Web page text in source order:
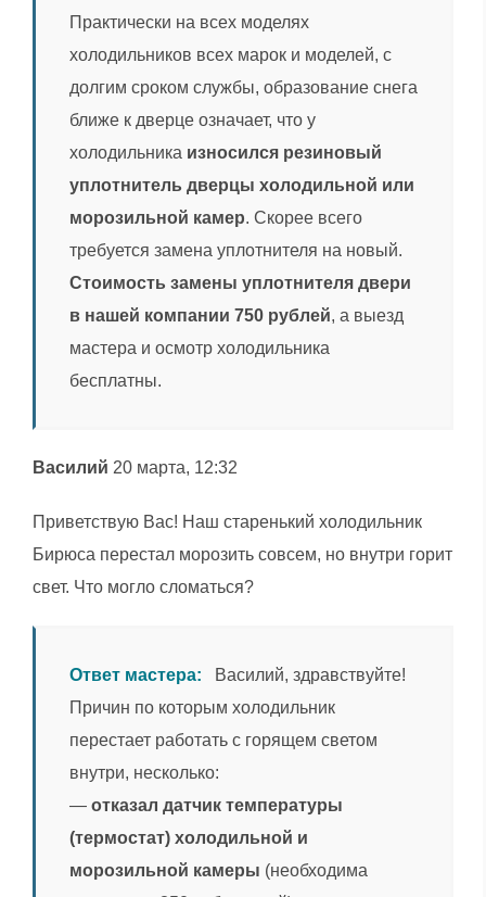
Практически на всех моделях
холодильников всех марок и моделей, с
долгим сроком службы, образование снега
ближе к дверце означает, что у
холодильника износился резиновый
уплотнитель дверцы холодильной или
морозильной камер. Скорее всего
требуется замена уплотнителя на новый.
Стоимость замены уплотнителя двери
в нашей компании 750 рублей, а выезд
мастера и осмотр холодильника
бесплатны.
Василий 20 марта, 12:32
Приветствую Вас! Наш старенький холодильник
Бирюса перестал морозить совсем, но внутри горит
свет. Что могло сломаться?
Ответ мастера: Василий, здравствуйте!
Причин по которым холодильник
перестает работать с горящем светом
внутри, несколько:
— отказал датчик температуры
(термостат) холодильной и
морозильной камеры (необходима